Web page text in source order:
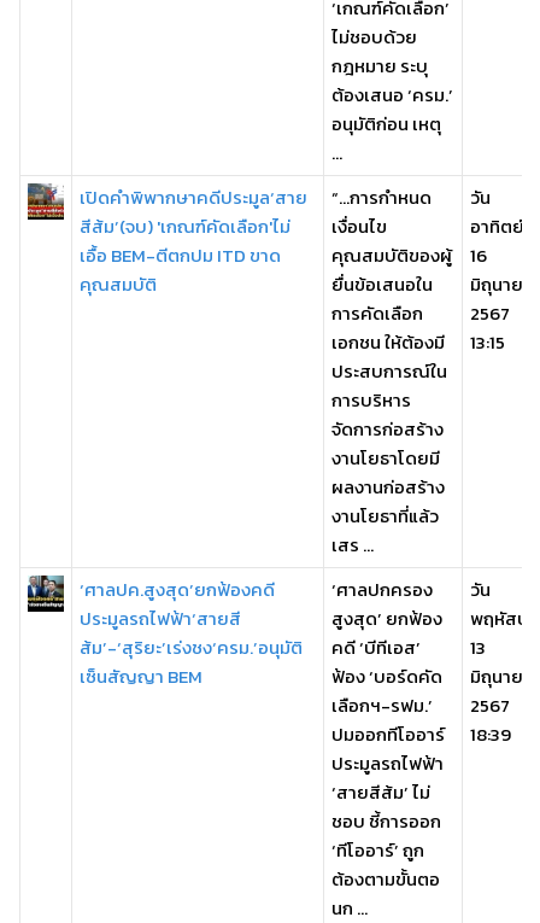
‘เกณฑ์คัดเลือก’
ไม่ชอบด้วย
กฎหมาย ระบุ
ต้องเสนอ ‘ครม.’
อนุมัติก่อน เหตุ
...
เปิดคำพิพากษาคดีประมูล‘สาย
สีส้ม’(จบ) 'เกณฑ์คัดเลือก'ไม่
เอื้อ BEM-ตีตกปม ITD ขาด
คุณสมบัติ
“…การกำหนด
เงื่อนไข
คุณสมบัติของผู้
ยื่นข้อเสนอใน
การคัดเลือก
เอกชน ให้ต้องมี
ประสบการณ์ใน
การบริหาร
จัดการก่อสร้าง
งานโยธาโดยมี
ผลงานก่อสร้าง
งานโยธาที่แล้ว
เสร ...
วัน
อาทิตย์,
16
มิถุนายน
2567
13:15
‘ศาลปค.สูงสุด’ยกฟ้องคดี
ประมูลรถไฟฟ้า‘สายสี
ส้ม’-‘สุริยะ’เร่งชง‘ครม.’อนุมัติ
เซ็นสัญญา BEM
‘ศาลปกครอง
สูงสุด’ ยกฟ้อง
คดี ‘บีทีเอส’
ฟ้อง ‘บอร์ดคัด
เลือกฯ-รฟม.’
ปมออกทีโออาร์
ประมูลรถไฟฟ้า
‘สายสีส้ม’ ไม่
ชอบ ชี้การออก
‘ทีโออาร์’ ถูก
ต้องตามขั้นตอ
นก ...
วัน
พฤหัสบ
13
มิถุนายน
2567
18:39